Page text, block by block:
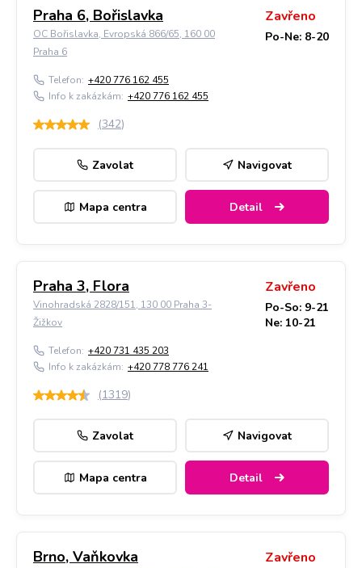
Praha 6, Bořislavka
OC Bořislavka, Evropská 866/65, 160 00
Praha 6
Zavřeno
Po-Ne: 8-20
Telefon: +420 776 162 455
Info k zakázkám: +420 776 162 455
(342)
Zavolat Navigovat
Mapa centra Detail
Praha 3, Flora
Vinohradská 2828/151, 130 00 Praha 3-
Žižkov
Zavřeno
Po-So: 9-21
Ne: 10-21
Telefon: +420 731 435 203
Info k zakázkám: +420 778 776 241
(1319)
Zavolat Navigovat
Mapa centra Detail
Brno, Vaňkovka Zavřeno